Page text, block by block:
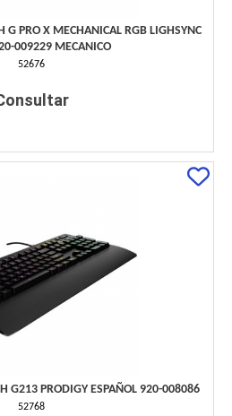
G PRO X MECHANICAL RGB LIGHSYNC
009229 MECANICO
52676
G213 PRODIGY ESPAÑOL 920-008086
52768